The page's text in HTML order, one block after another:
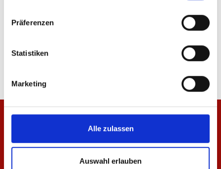
Präferenzen
Statistiken
Marketing
Alle zulassen
Auswahl erlauben
29,95 €